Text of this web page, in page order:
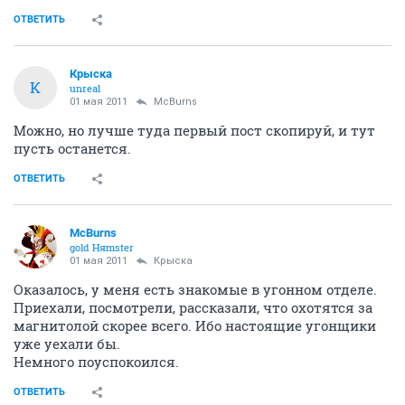
ОТВЕТИТЬ
К
Крыска
unreal
01 мая 2011 McBurns
Можно, но лучше туда первый пост скопируй, и тут
пусть останется.
ОТВЕТИТЬ
McBurns
gold Няmster
01 мая 2011 Крыска
Оказалось, у меня есть знакомые в угонном отделе.
Приехали, посмотрели, рассказали, что охотятся за
магнитолой скорее всего. Ибо настоящие угонщики
уже уехали бы.
Немного поуспокоился.
ОТВЕТИТЬ